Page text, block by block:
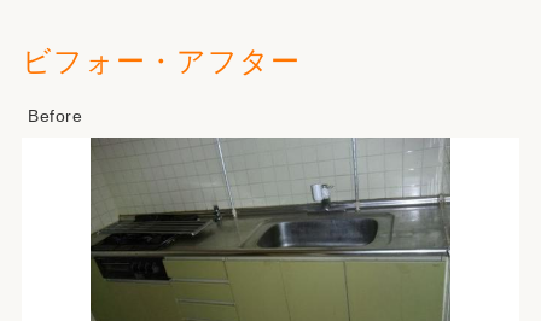
ビフォー・アフター